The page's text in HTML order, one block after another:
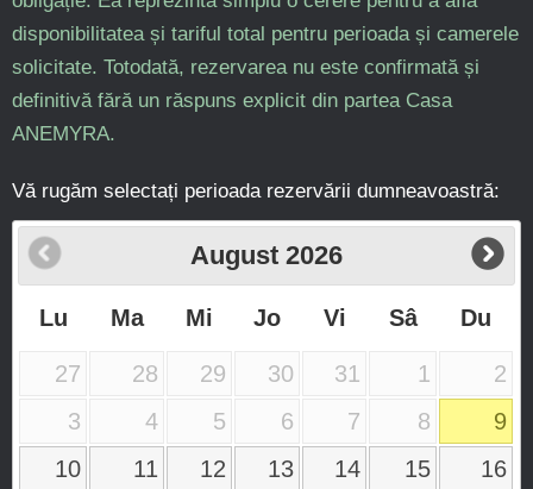
disponibilitatea și tariful total pentru perioada și camerele
solicitate. Totodată, rezervarea nu este confirmată și
definitivă fără un răspuns explicit din partea Casa
ANEMYRA.
Vă rugăm selectați perioada rezervării dumneavoastră:
August 2026
Lu Ma Mi Jo Vi Sâ Du
27 28 29 30 31 1
2
3
4 5 6 7 8
9
10
11 12 13 14 15 16